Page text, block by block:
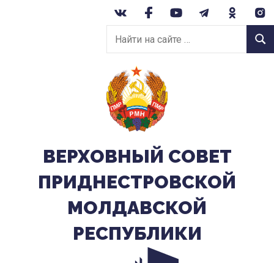
Найти
на
сайте:
ВЕРХОВНЫЙ CОВЕТ
ПРИДНЕСТРОВСКОЙ
МОЛДАВСКОЙ
РЕСПУБЛИКИ